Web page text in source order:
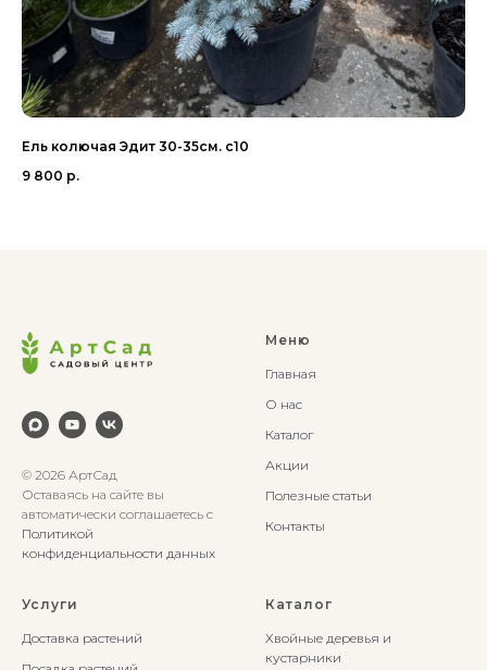
Ель колючая Эдит 30-35см. с10
9 800 р.
© 2026 АртСад
Оставаясь на сайте вы
автоматически соглашаетесь с
Политикой
конфиденциальности данных
Меню
Главная
О нас
Каталог
Акции
Полезные статьи
Контакты
Услуги
Доставка растений
Каталог
Хвойные деревья и
кустарники